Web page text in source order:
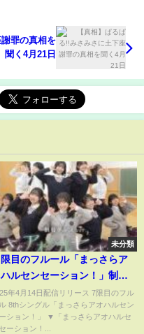
罪の真相を
聞く4月21日
未分類
限目のフルール「まっさらア
ルセンセーション！」制服
スver.
年4月14日配信リリース 7限目のフル
8thシングル「まっさらアオハルセン
ション！」 ▼「まっさらアオハルセ
ーション！...